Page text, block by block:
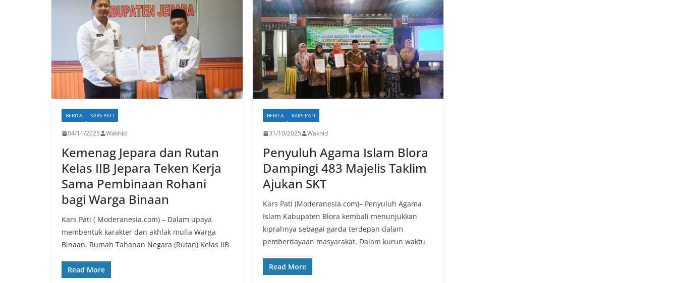
BERITA KARS PATI
04/11/2025 Wakhid
Kemenag Jepara dan Rutan
Kelas IIB Jepara Teken Kerja
Sama Pembinaan Rohani
bagi Warga Binaan
Kars Pati ( Moderanesia.com) – Dalam upaya
membentuk karakter dan akhlak mulia Warga
Binaan, Rumah Tahanan Negara (Rutan) Kelas IIB
Read More
BERITA KARS PATI
31/10/2025 Wakhid
Penyuluh Agama Islam Blora
Dampingi 483 Majelis Taklim
Ajukan SKT
Kars Pati (Moderanesia.com)– Penyuluh Agama
Islam Kabupaten Blora kembali menunjukkan
kiprahnya sebagai garda terdepan dalam
pemberdayaan masyarakat. Dalam kurun waktu
Read More